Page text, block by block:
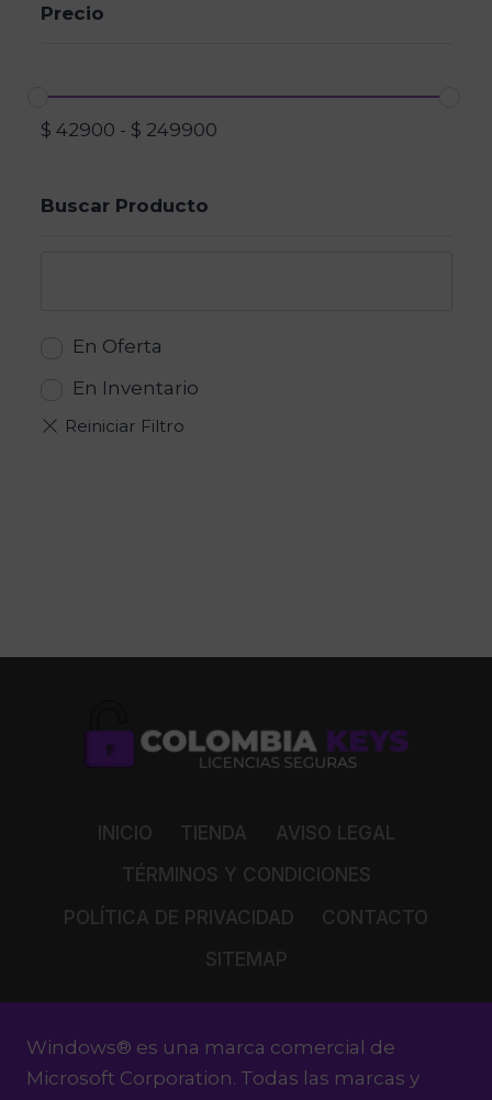
Precio
$ 42900 - $ 249900
Buscar Producto
En Oferta
En Inventario
INICIO TIENDA
AVISO LEGAL
TÉRMINOS Y CONDICIONES
POLÍTICA DE PRIVACIDAD
CONTACTO
SITEMAP
Windows® es una marca comercial de
Microsoft Corporation. Todas las marcas y